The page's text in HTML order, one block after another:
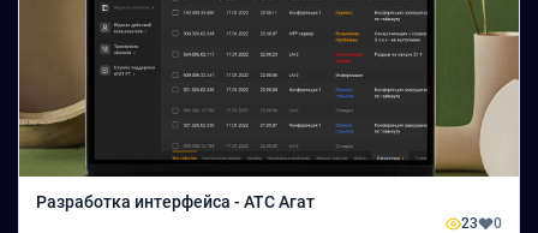
Разработка интерфейса - АТС Агат
23 0